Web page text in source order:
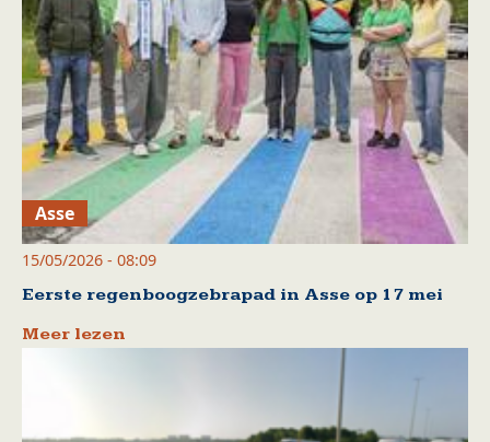
Asse
15/05/2026 - 08:09
Eerste regenboogzebrapad in Asse op 17 mei
Meer lezen